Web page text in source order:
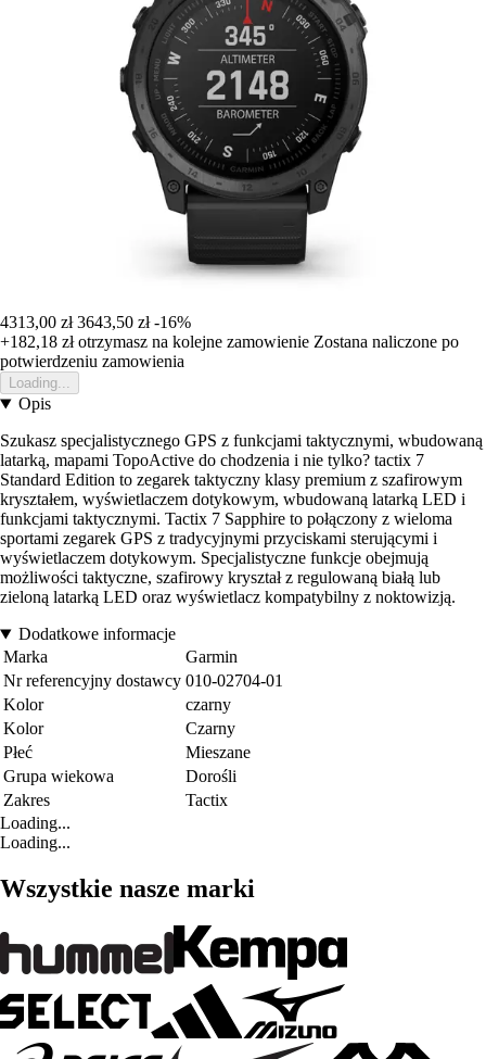
4313,00 zł 3643,50 zł -16%
+182,18 złotrzymasz na kolejne zamowienie Zostana naliczone po
potwierdzeniu zamowienia
Loading...
Opis
Szukasz specjalistycznego GPS z funkcjami taktycznymi, wbudowaną
latarką, mapami TopoActive do chodzenia i nie tylko? tactix 7
Standard Edition to zegarek taktyczny klasy premium z szafirowym
kryształem, wyświetlaczem dotykowym, wbudowaną latarką LED i
funkcjami taktycznymi. Tactix 7 Sapphire to połączony z wieloma
sportami zegarek GPS z tradycyjnymi przyciskami sterującymi i
wyświetlaczem dotykowym. Specjalistyczne funkcje obejmują
możliwości taktyczne, szafirowy kryształ z regulowaną białą lub
zieloną latarką LED oraz wyświetlacz kompatybilny z noktowizją.
Dodatkowe informacje
Marka
Garmin
Nr referencyjny dostawcy 010-02704-01
Kolor
czarny
Kolor
Czarny
Płeć
Mieszane
Grupa wiekowa
Dorośli
Zakres
Tactix
Loading...
Loading...
Wszystkie nasze marki